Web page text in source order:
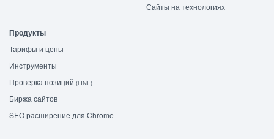
Сайты на технологиях
Продукты
Тарифы и цены
Инструменты
Проверка позиций (LINE)
Биржа сайтов
SEO расширение для Chrome